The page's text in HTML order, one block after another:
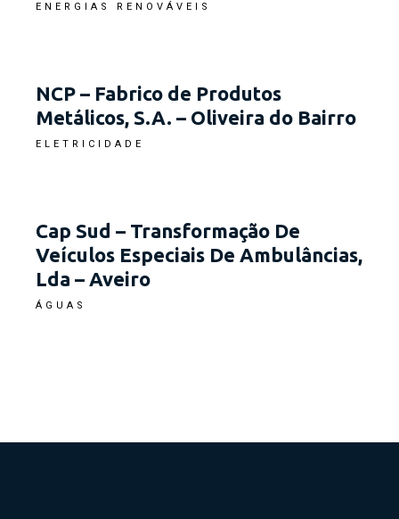
ENERGIAS RENOVÁVEIS
NCP – Fabrico de Produtos
Metálicos, S.A. – Oliveira do Bairro
ELETRICIDADE
Cap Sud – Transformação De
Veículos Especiais De Ambulâncias,
Lda – Aveiro
ÁGUAS